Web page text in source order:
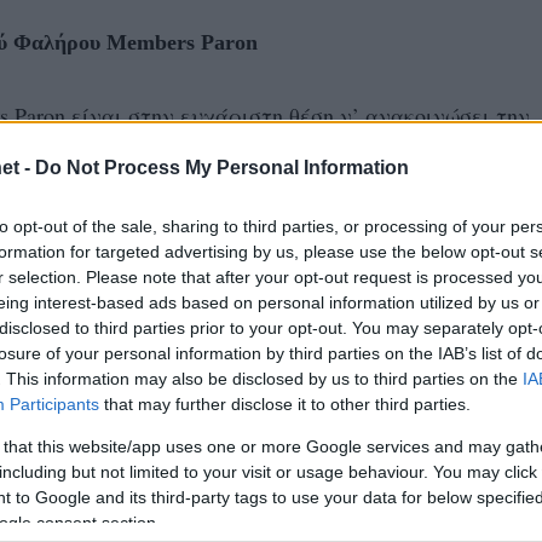
- Do Not Process My Personal Information
opt-out of the sale, sharing to third parties, or processing of your
for targeted advertising by us, please use the below opt-out
selection. Please note that after your opt-out request is processed
interest-based ads based on personal information utilized by us
to third parties prior to your opt-out. You may separately
of your personal information by third parties on the IAB’s list of
This information may also be disclosed by us to third parties on the
Participants that may further disclose it to other third parties.
that this website/app uses one or more Google services and may
but not limited to your visit or usage behaviour. You may
to Google and its third-party tags to use your data for below
consent section.
Φαλήρου Members Paron
είναι στην ευχάριστη θέση ν’ ανακοινώσει την
του πρωταθλήματος της Novibet Volley League
της σεζόν και αμέσως ξεδίπλωσε το πλούσιο
κι έβαλε κι αυτός το δικό του «λιθαράκι» στην
αλλά και στην αγωνιστική της παρουσία στα
πάθος και η «δίψα» του ήταν βασικά στοιχεία που
απόφαση παραμονής του Κώστα Καπετανίδη στο